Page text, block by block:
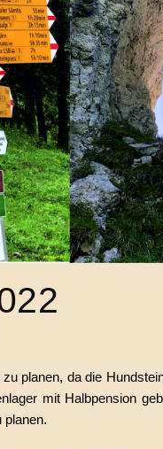
planen, da die
mit Halbpension
planen.